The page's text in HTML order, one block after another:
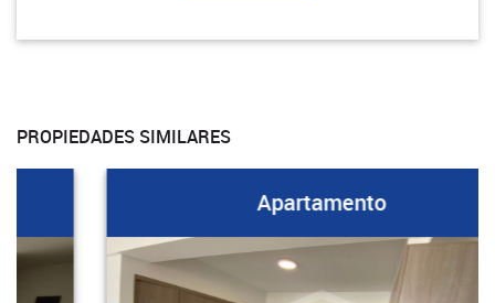
PROPIEDADES SIMILARES
Apartamento